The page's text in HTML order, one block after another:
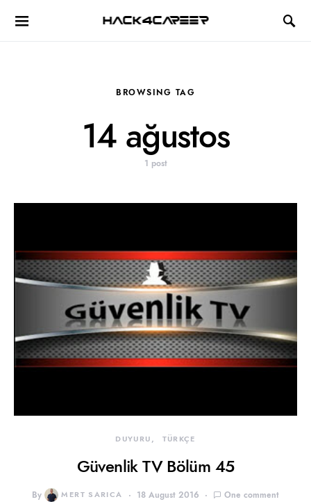
Hack4Career
BROWSING TAG
14 ağustos
1 post
DUYURU TÜRKÇE
Güvenlik TV Bölüm 45
By MERT SARICA 18 August 2016 One comment